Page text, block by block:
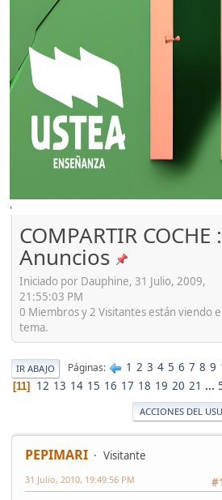
'
COMPARTIR COCHE :
Anuncios
Iniciado por Dauphine, 31 Julio, 2009,
21:55:03 PM
0 Miembros y 2 Visitantes están viendo
tema.
IR ABAJO Páginas 1 2 3 4 5 6 7 8 9
11 12 13 14 15 16 17 18 19 20 21 ...
ACCIONES DEL
PEPIMARI
Visitante
31 Julio, 2010, 19:49:56 PM